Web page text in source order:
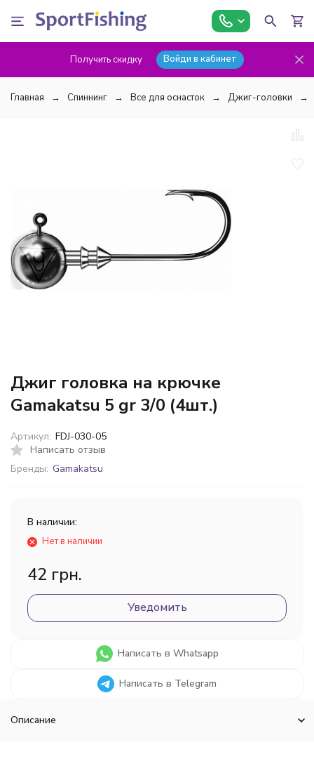
Получить скидку Войди в кабинет
Главная Спиннинг Все для оснасток Джиг-головки
Джиг головка на крючке
Gamakatsu 5 gr 3/0 (4шт.)
Написать отзыв
Бренды: Gamakatsu
Артикул: FDJ-030-05
В наличии:
Нет в наличии
42 грн.
Уведомить
Написать в Whatsapp
Написать в Telegram
Описание